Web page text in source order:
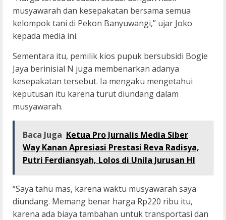
musyawarah dan kesepakatan bersama semua
kelompok tani di Pekon Banyuwangi,” ujar Joko
kepada media ini.
Sementara itu, pemilik kios pupuk bersubsidi Bogie
Jaya berinisial N juga membenarkan adanya
kesepakatan tersebut. Ia mengaku mengetahui
keputusan itu karena turut diundang dalam
musyawarah.
Baca Juga Ketua Pro Jurnalis Media Siber
Way Kanan Apresiasi Prestasi Reva Radisya,
Putri Ferdiansyah, Lolos di Unila Jurusan HI
“Saya tahu mas, karena waktu musyawarah saya
diundang. Memang benar harga Rp220 ribu itu,
karena ada biaya tambahan untuk transportasi dan